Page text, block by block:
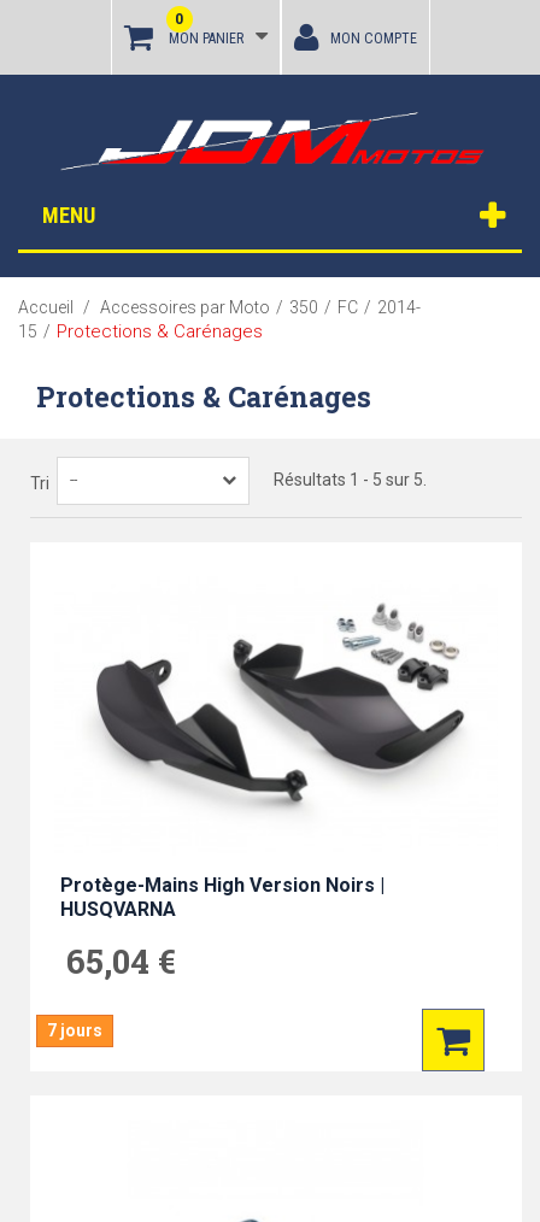
MON PANIER
0
MON COMPTE
MENU
Accueil / Accessoires par Moto / 350 / FC / 2014-
15 / Protections & Carénages
Protections & Carénages
Tri -- Résultats 1 - 5 sur 5.
Protège-Mains High Version Noirs |
HUSQVARNA
65,04 €
7 jours